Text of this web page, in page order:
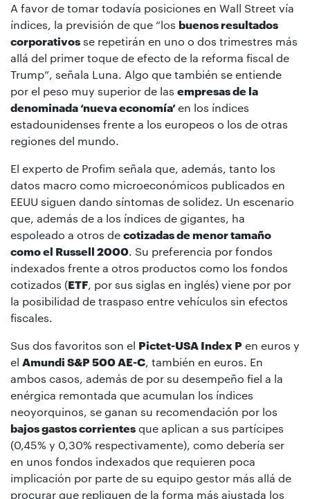
A favor de tomar todavía posiciones en Wall Street vía
índices, la previsión de que “los buenos resultados
corporativos se repetirán en uno o dos trimestres más
allá del primer toque de efecto de la reforma fiscal de
Trump”, señala Luna. Algo que también se entiende
por el peso muy superior de las empresas de la
denominada ‘nueva economía’en los índices
estadounidenses frente a los europeos o los de otras
regiones del mundo.
El experto de Profim señala que, además, tanto los
datos macro como microeconómicos publicados en
EEUU siguen dando síntomas de solidez. Un escenario
que, además de a los índices de gigantes, ha
espoleado a otros de cotizadas de menor tamaño
como el Russell 2000 . Su preferencia por fondos
indexados frente a otros productos como los fondos
cotizados (ETF , por sus siglas en inglés) viene por por
la posibilidad de traspaso entre vehículos sin efectos
fiscales.
Sus dos favoritos son el Pictet-USA Index P en euros y
el Amundi S&P 500 AE-C , también en euros. En
ambos casos, además de por su desempeño fiel a la
enérgica remontada que acumulan los índices
neoyorquinos, se ganan su recomendación por los
bajos gastos corrientes que aplican a sus partícipes
(0,45% y 0,30% respectivamente), como debería ser
en unos fondos indexados que requieren poca
implicación por parte de su equipo gestor más allá de
procurar que repliquen de la forma más ajustada los